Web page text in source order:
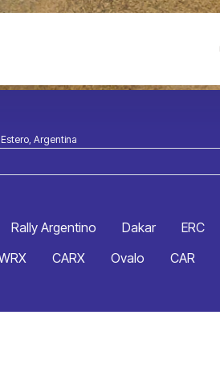
Argentina
Rally Argentino Dakar ERC
CARX Ovalo CAR